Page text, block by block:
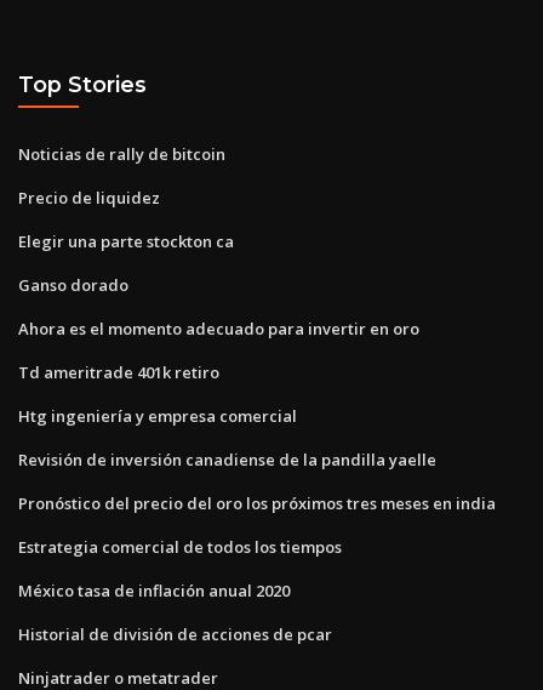
Top Stories
Noticias de rally de bitcoin
Precio de liquidez
Elegir una parte stockton ca
Ganso dorado
Ahora es el momento adecuado para invertir en oro
Td ameritrade 401k retiro
Htg ingeniería y empresa comercial
Revisión de inversión canadiense de la pandilla yaelle
Pronóstico del precio del oro los próximos tres meses en india
Estrategia comercial de todos los tiempos
México tasa de inflación anual 2020
Historial de división de acciones de pcar
Ninjatrader o metatrader